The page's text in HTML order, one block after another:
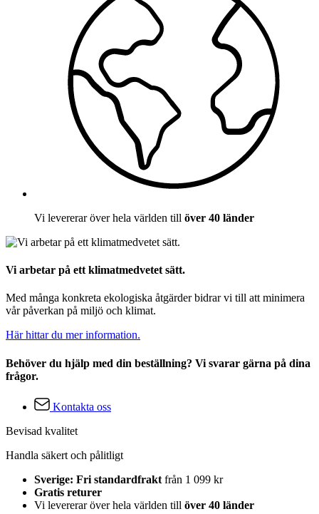
Vi levererar över hela världen till över 40 länder
Vi arbetar på ett klimatmedvetet sätt.
Med många konkreta ekologiska åtgärder bidrar vi till att minimera
vår påverkan på miljö och klimat.
Här hittar du mer information.
Behöver du hjälp med din beställning? Vi svarar gärna på dina
frågor.
Kontakta oss
Bevisad kvalitet
Handla säkert och pålitligt
Sverige: Fri standardfrakt från 1 099 kr
Gratis returer
Vi levererar över hela världen till över 40 länder